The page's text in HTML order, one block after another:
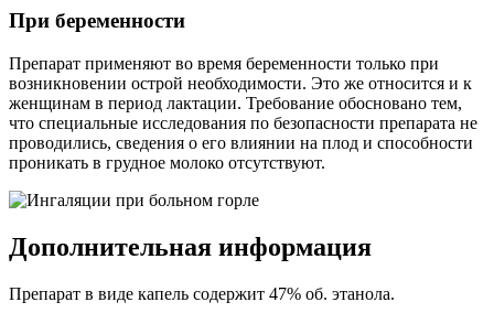
При беременности
Препарат применяют во время беременности только при
возникновении острой необходимости. Это же относится и к
женщинам в период лактации. Требование обосновано тем,
что специальные исследования по безопасности препарата не
проводились, сведения о его влиянии на плод и способности
проникать в грудное молоко отсутствуют.
Дополнительная информация
Препарат в виде капель содержит 47% об. этанола.